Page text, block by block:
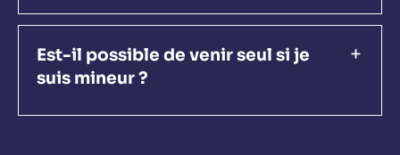
Est-il possible de venir seul si je
suis mineur ?